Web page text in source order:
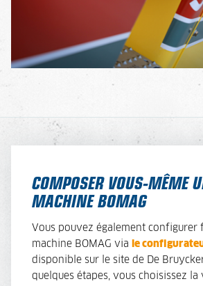
COMPOSER VOUS-MÊME
MACHINE BOMAG
Vous pouvez également configurer
machine BOMAG via
le
disponible sur le site de De
quelques étapes, vous choisissez la